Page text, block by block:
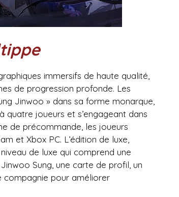
immersifs de haute qualité,
de progression profonde. Les
Jinwoo » dans sa forme monarque,
quatre joueurs et s’engageant dans
de précommande, les joueurs
et Xbox PC. L’édition de luxe,
de luxe qui comprend une
Sung, une carte de profil, un
compagnie pour améliorer